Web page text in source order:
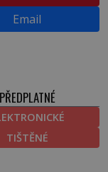
Email
PŘEDPLATNÉ
TIŠTĚNÉ